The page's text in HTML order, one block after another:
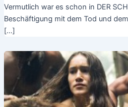
Vermutlich war es schon in DER
Beschäftigung mit dem Tod und
[…]